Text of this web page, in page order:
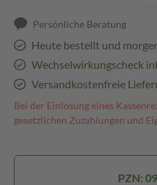
Persönliche Beratung
Heute bestellt und
Wechselwirkungscheck
Versandkostenfreie
Bei der Einlösung eines
gesetzlichen Zuzahlungen und
PZN: